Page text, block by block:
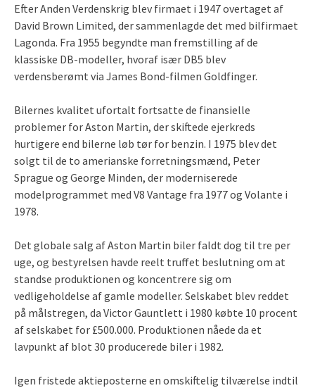
Efter Anden Verdenskrig blev firmaet i 1947 overtaget af
David Brown Limited, der sammenlagde det med bilfirmaet
Lagonda. Fra 1955 begyndte man fremstilling af de
klassiske DB-modeller, hvoraf især DB5 blev
verdensberømt via James Bond-filmen Goldfinger.
Bilernes kvalitet ufortalt fortsatte de finansielle
problemer for Aston Martin, der skiftede ejerkreds
hurtigere end bilerne løb tør for benzin. I 1975 blev det
solgt til de to amerianske forretningsmænd, Peter
Sprague og George Minden, der moderniserede
modelprogrammet med V8 Vantage fra 1977 og Volante i
1978.
Det globale salg af Aston Martin biler faldt dog til tre per
uge, og bestyrelsen havde reelt truffet beslutning om at
standse produktionen og koncentrere sig om
vedligeholdelse af gamle modeller. Selskabet blev reddet
på målstregen, da Victor Gauntlett i 1980 købte 10 procent
af selskabet for £500.000. Produktionen nåede da et
lavpunkt af blot 30 producerede biler i 1982.
Igen fristede aktieposterne en omskiftelig tilværelse indtil